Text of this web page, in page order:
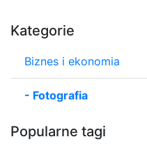
Kategorie
Biznes i ekonomia
- Fotografia
Popularne tagi